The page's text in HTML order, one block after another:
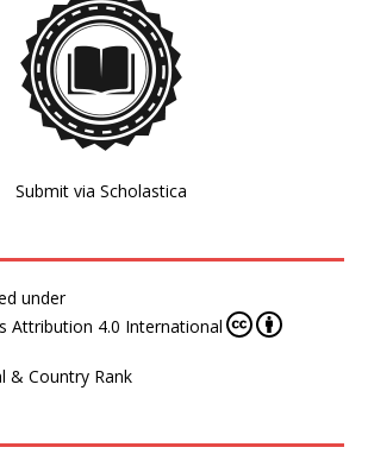
Submit via Scholastica
under
Attribution 4.0 International